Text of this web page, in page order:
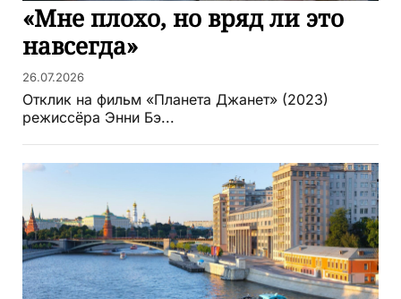
«Мне плохо, но вряд ли это
навсегда»
26.07.2026
Отклик на фильм «Планета Джанет» (2023)
режиссёра Энни Бэ...